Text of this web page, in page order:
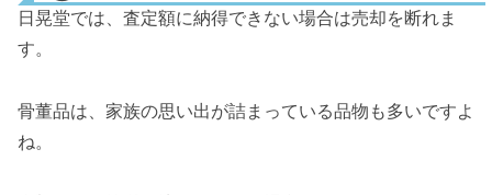
日晃堂では、査定額に納得できない場合は売却を断れま
す。
骨董品は、家族の思い出が詰まっている品物も多いですよ
ね。